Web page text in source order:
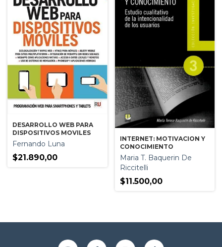
DESARROLLO WEB PARA
DISPOSITIVOS MOVILES
Fernando Luna
$21.890,00
INTERNET: MOTIVACION Y
CONOCIMIENTO
Maria T. Baquerin De
Riccitelli
$11.500,00